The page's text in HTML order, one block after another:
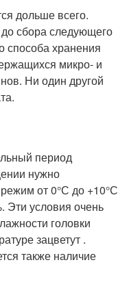
дольше всего.
сбора следующего
способа хранения
микро- и
Ни один другой
период
нужно
от 0°С до +10°С
Эти условия очень
головки
зацветут .
также наличие